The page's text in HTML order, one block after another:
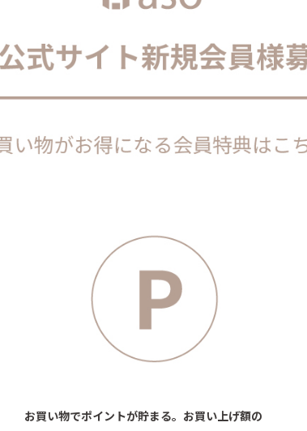
お買い物でポイントが貯まる。お買い上げ額の